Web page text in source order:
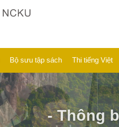
Bộ sưu tập sách Thi tiếng Việt
- Thông